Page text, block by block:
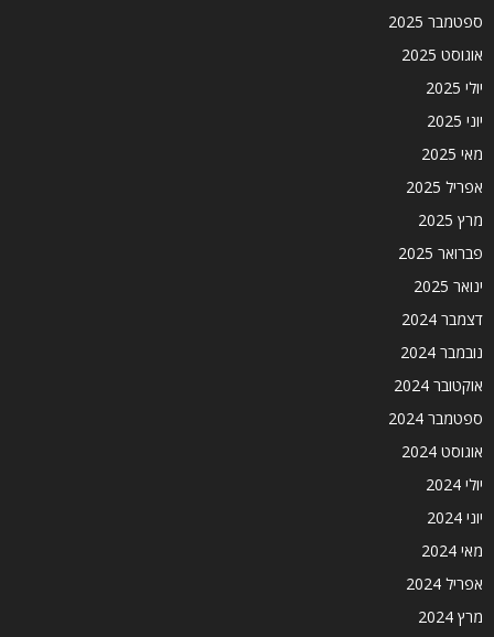
ספטמבר 2025
אוגוסט 2025
יולי 2025
יוני 2025
מאי 2025
אפריל 2025
מרץ 2025
פברואר 2025
ינואר 2025
דצמבר 2024
נובמבר 2024
אוקטובר 2024
ספטמבר 2024
אוגוסט 2024
יולי 2024
יוני 2024
מאי 2024
אפריל 2024
מרץ 2024